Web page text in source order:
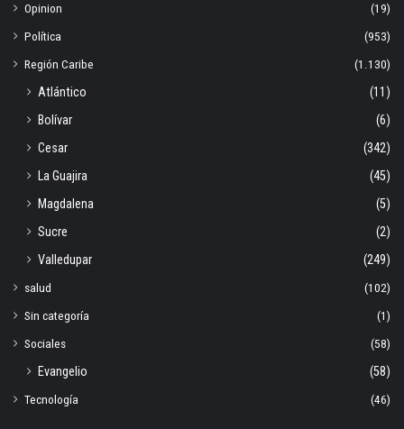
Opinion
(19)
Política
(953)
Región Caribe
(1.130)
Atlántico
(11)
Bolívar
(6)
Cesar
(342)
La Guajira
(45)
Magdalena
(5)
Sucre
(2)
Valledupar
(249)
salud
(102)
Sin categoría
(1)
Sociales
(58)
Evangelio
(58)
Tecnología
(46)